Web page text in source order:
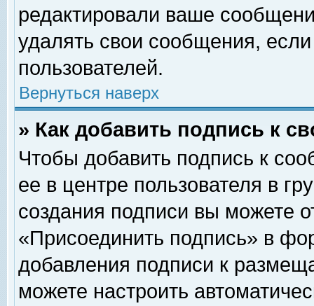
редактировали ваше
удалять свои сообщения,
пользователей.
Вернуться наверх
» Как добавить подпись к
Чтобы добавить подпись к
ее в центре пользователя в
создания подписи вы можете
«Присоединить подпись» в
добавления подписи к
можете настроить